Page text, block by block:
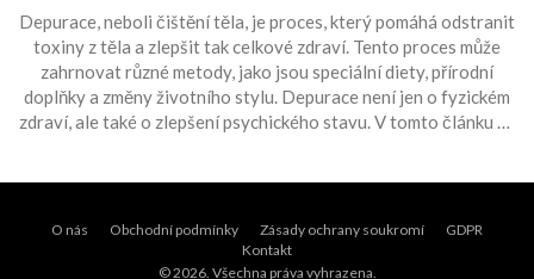
Depurace, neboli čištění těla, je proces, který pomáhá odstranit
toxiny z těla a zlepšit tak celkové zdraví. Tento proces může
zahrnovat různé metody, jako jsou speciální diety, přírodní
doplňky a změny životního stylu. Depurace není jen o fyzickém
zdraví, ale také o zlepšení psychického stavu. V tomto článku se
O nás Obchodní podmínky Zásady ochrany soukromí
GDPR
Kontakt
© 2026. Všechna práva vyhrazena.